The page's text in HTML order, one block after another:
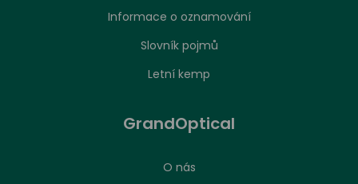
Informace o oznamování
Slovník pojmů
Letní kemp
GrandOptical
O nás